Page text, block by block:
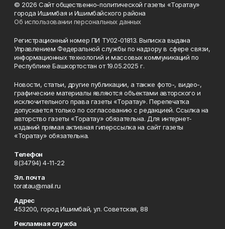
© 2026 Сайт общественно-политической газеты «Торатау»
города Ишимбая и Ишимбайского района
Об использовании персональных данных
Регистрационный номер ПИ ТУ02-01813. Выписка выдана
Управлением Федеральной службы по надзору в сфере связи,
информационных технологий и массовых коммуникаций по
Республике Башкортостан от 19.05.2025 г.
Новости, статьи, другие публикации, а также фото-, видео-,
графические материалы являются объектами авторского и
исключительного права газеты «Торатау». Перепечатка
допускается только по согласованию с редакцией. Ссылка на
авторство газеты «Торатау» обязательна. Для интернет-
изданий прямая активная гиперссылка на сайт газеты
«Торатау» обязательна.
Телефон
8(34794) 4-11-22
Эл. почта
toratau@mail.ru
Адрес
453200, город Ишимбай, ул. Советская, 88
Рекламная служба